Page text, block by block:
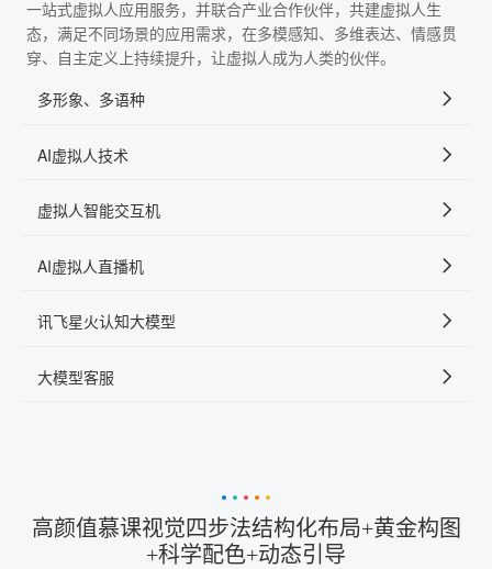
一站式虚拟人应用服务，并联合产业合作伙伴，共建虚拟人生
态，满足不同场景的应用需求，在多模感知、多维表达、情感贯
穿、自主定义上持续提升，让虚拟人成为人类的伙伴。
多形象、多语种
AI虚拟人技术
虚拟人智能交互机
AI虚拟人直播机
讯飞星火认知大模型
大模型客服
高颜值慕课视觉四步法结构化布局+黄金构图
+科学配色+动态引导